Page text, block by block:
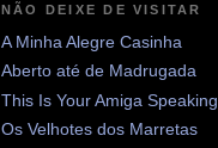
NÃO DEIXE DE VISITAR
A Minha Alegre Casinha
Aberto até de Madrugada
This Is Your Amiga Speaking
Os Velhotes dos Marretas